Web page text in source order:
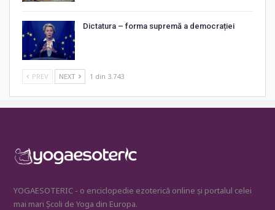
Dictatura – forma supremă a democrației
PREV NEXT 1 din 3.743
YOGAESOTERIC - o enciclopedie ezoterică online și portalul celei
mai mari Școli de Yoga din Europa.